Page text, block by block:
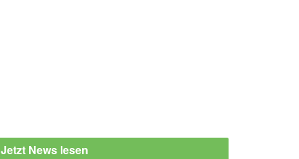
Jetzt News lesen